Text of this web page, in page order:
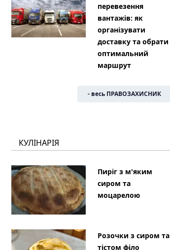
перевезення
вантажів: як
організувати
доставку та обрати
оптимальний
маршрут
- весь ПРАВОЗАХИСНИК
КУЛІНАРІЯ
Пиріг з м'яким
сиром та
моцарелою
Розочки з сиром та
тістом філо